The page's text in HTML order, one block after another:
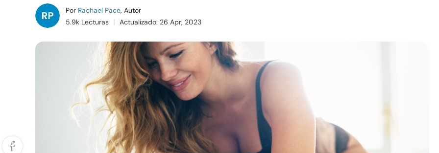
Por Rachael Pace, Autor
5.9k Lecturas
Actualizado: 26 Apr, 2023